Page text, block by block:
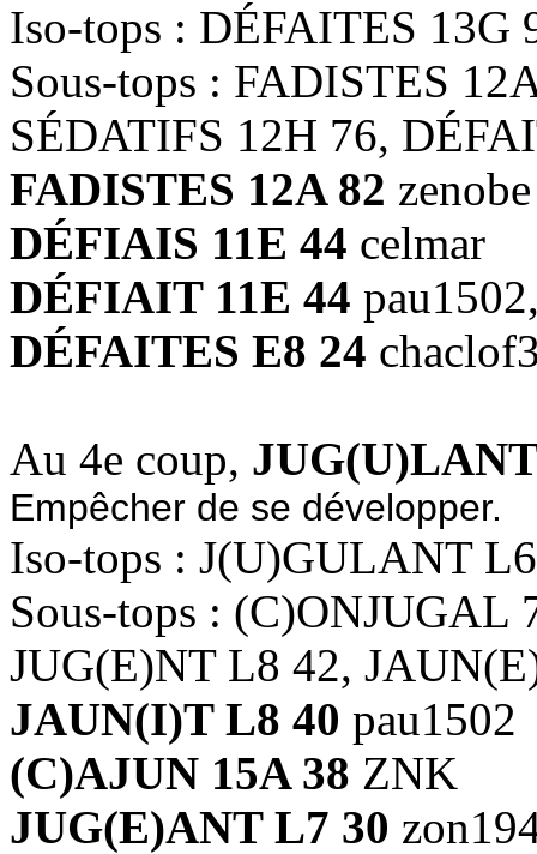
Iso-tops : DÉFAITES 13G
Sous-tops : FADISTES
SÉDATIFS 12H 76,
FADISTES 12A 82 zenobe
DÉFIAIS 11E 44 celmar
DÉFIAIT 11E 44
DÉFAITES E8 24
Au 4e coup,
Empêcher de se développer.
Iso-tops : J(U)GULANT
Sous-tops : (C)ONJUGAL
JUG(E)NT L8 42,
JAUN(I)T L8 40 pau1502
(C)AJUN 15A 38 ZNK
JUG(E)ANT L7 30